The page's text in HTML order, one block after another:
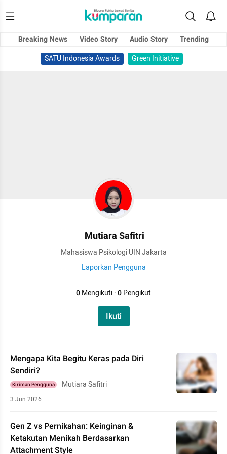
Breaking News Video Story Audio Story
Trending
SATU Indonesia Awards
Green Initiative
Mutiara Safitri
Mahasiswa Psikologi UIN Jakarta
Laporkan Pengguna
0Mengikuti·0Pengikut
Ikuti
Mengapa Kita Begitu Keras pada Diri
Sendiri?
Kiriman Pengguna Mutiara Safitri
3 Jun 2026
Gen Z vs Pernikahan: Keinginan &
Ketakutan Menikah Berdasarkan
Attachment Style